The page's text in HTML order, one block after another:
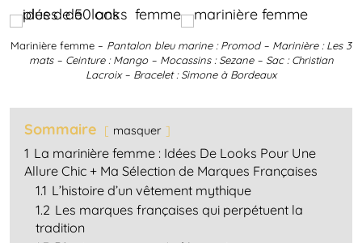
Marinière femme – Pantalon bleu marine : Promod – Marinière : Les 3
mats – Ceinture : Mango – Mocassins : Sezane – Sac : Christian
Lacroix – Bracelet : Simone à Bordeaux
Sommaire masquer
1 La marinière femme : Idées De Looks Pour Une
Allure Chic + Ma Sélection de Marques Françaises
1.1 L’histoire d’un vêtement mythique
1.2 Les marques françaises qui perpétuent la
tradition